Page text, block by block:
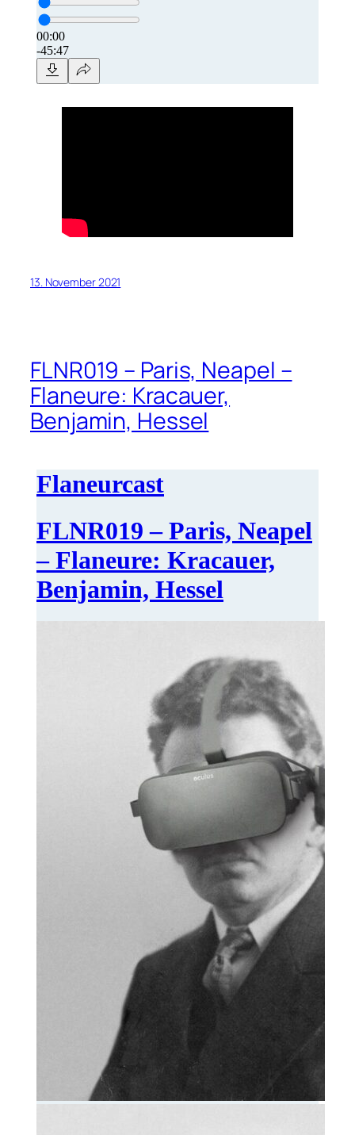
13. November 2021
FLNR019 – Paris, Neapel –
Flaneure: Kracauer,
Benjamin, Hessel